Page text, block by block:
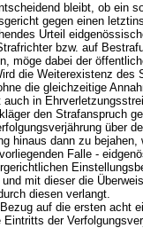
bleibt, ob ein
gegen einen
Urteil
bzw. auf
möge dabei der
die Weiterexistenz des
die gleichzeitige
in
den Strafanspruch
über
hinaus dann zu bejahen,
Falle -
mit dieser die
diesen verlangt.
auf die ersten acht
der